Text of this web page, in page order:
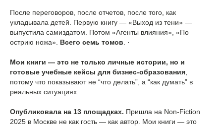
После переговоров, после отчетов, после того, как
укладывала детей. Первую книгу — «Выход из тени» —
выпустила самиздатом. Потом «Агенты влияния», «По
острию ножа». Всего семь томов. ·
Мои книги — это не только личные истории, но и
готовые учебные кейсы для бизнес-образования,
потому что показывают не “что делать”, а “как думать” в
реальных ситуациях.
Опубликовала на 13 площадках. Пришла на Non-Fiction
2025 в Москве не как гость — как автор. Мои книги — это